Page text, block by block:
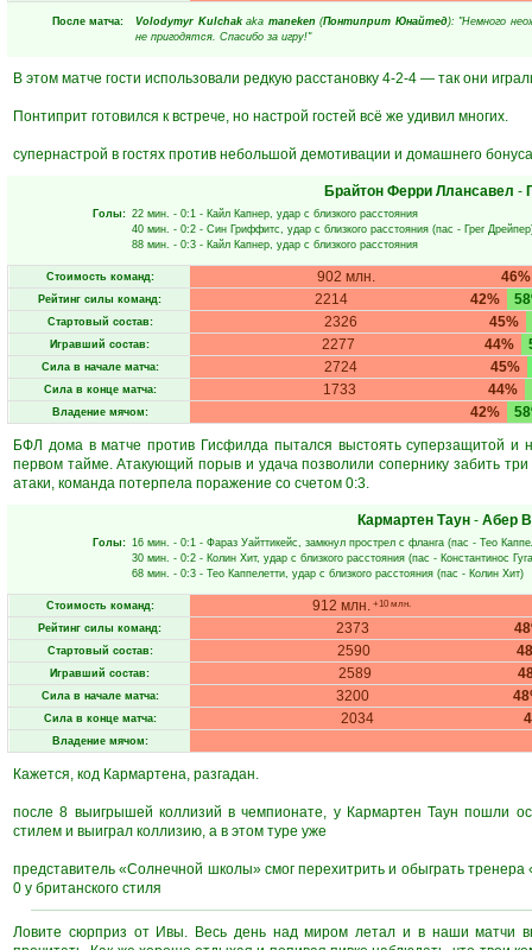
После матча: Volodymyr Kulchak aka maneken (Понтиприт Юнайтед): "Немного
не пригодятся. Спасибо за игру!"
В этом матче гости использовали редкую расстановку 4-2-4 — так они
Понтиприт готовился к встрече, но настрой гостей всё же удивил многих.
супернастрой в гостях против небольшой демотивации и домашнего
Брайтон Ферри Ллансавел -
Голы: 22 мин. - 0:1 - Кайл Капнер, удар с близкого расстояния
40 мин. - 0:2 - Син Гриффитс, удар с близкого расстояния (пас - Грег Дрейпер
88 мин. - 0:3 - Кайл Капнер, удар с близкого расстояния
Стоимость команд: 46%
902 млн.
Рейтинг силы команд: 42%
2214
Стартовый состав: 45%
2326
Игравший состав: 44%
2277
Сила в начале матча: 45%
2724
Сила в конце матча: 44%
1733
Владение мячом: 42%
БФЛ дома в матче против Гисфилда пытался выстоять суперзащитой и
первом тайме. Атакующий порыв и удача позволили сопернику забить
атаки, команда потерпела поражение со счетом 0:3.
Кармартен Таун - Абер
Голы: 16 мин. - 0:1 - Фараз Уайттикейс, замкнул прострел с фланга (пас - Тео
30 мин. - 0:2 - Колин Хит, удар с близкого расстояния (пас - Константинос
68 мин. - 0:3 - Тео Каппелетти, удар с близкого расстояния (пас - Колин Хит)
Стоимость команд: 912 млн. +10 млн.
Рейтинг силы команд: 2373
Стартовый состав: 2590
Игравший состав: 2589
Сила в начале матча: 3200
Сила в конце матча: 2034
Владение мячом:
Кажется, код Кармартена, разгадан.
после 8 выигрышей коллизий в чемпионате, у Кармартен Таун пошли
стилем и выиграл коллизию, а в этом туре уже
представитель «Солнечной школы» смог перехитрить и обыграть
0 у британского стиля
Ловите сюрприз от Ивы. Весь день над миром летал и в наши матчи